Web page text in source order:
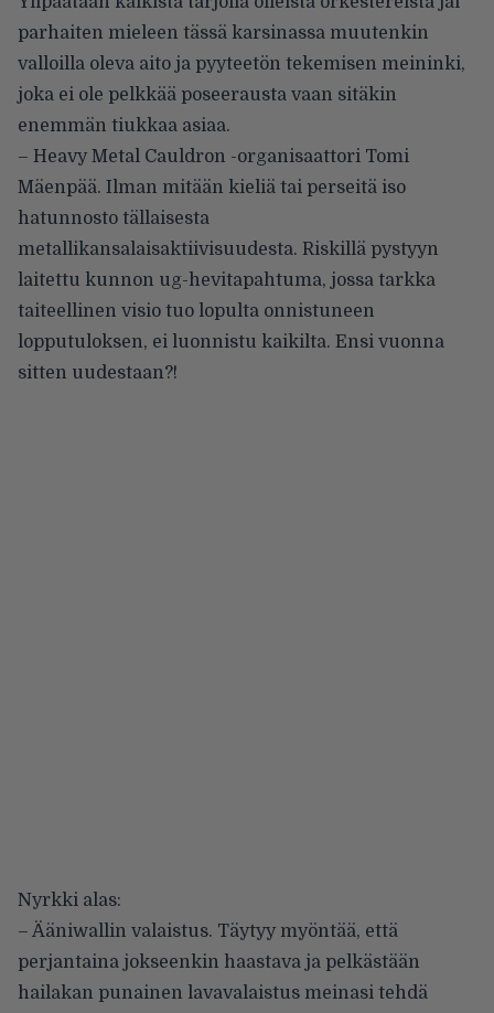
parhaiten mieleen tässä karsinassa muutenkin
valloilla oleva aito ja pyyteetön tekemisen meininki,
joka ei ole pelkkää poseerausta vaan sitäkin
enemmän tiukkaa asiaa.
– Heavy Metal Cauldron -organisaattori Tomi
Mäenpää. Ilman mitään kieliä tai perseitä iso
hatunnosto tällaisesta
metallikansalaisaktiivisuudesta. Riskillä pystyyn
laitettu kunnon ug-hevitapahtuma, jossa tarkka
taiteellinen visio tuo lopulta onnistuneen
lopputuloksen, ei luonnistu kaikilta. Ensi vuonna
sitten uudestaan?!
Nyrkki alas:
– Ääniwallin valaistus. Täytyy myöntää, että
perjantaina jokseenkin haastava ja pelkästään
hailakan punainen lavavalaistus meinasi tehdä